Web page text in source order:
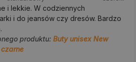
i lekkie. W codziennych
i do jeansów czy dresów. Bardzo
produktu: Buty unisex New
czarne